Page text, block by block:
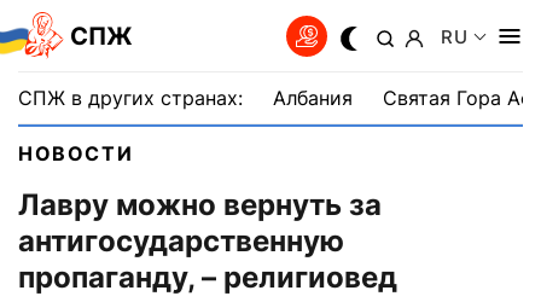
СПЖ RU
СПЖ в других странах: Албания Святая Гора
НОВОСТИ
Лавру можно вернуть за
антигосударственную
пропаганду, – религиовед